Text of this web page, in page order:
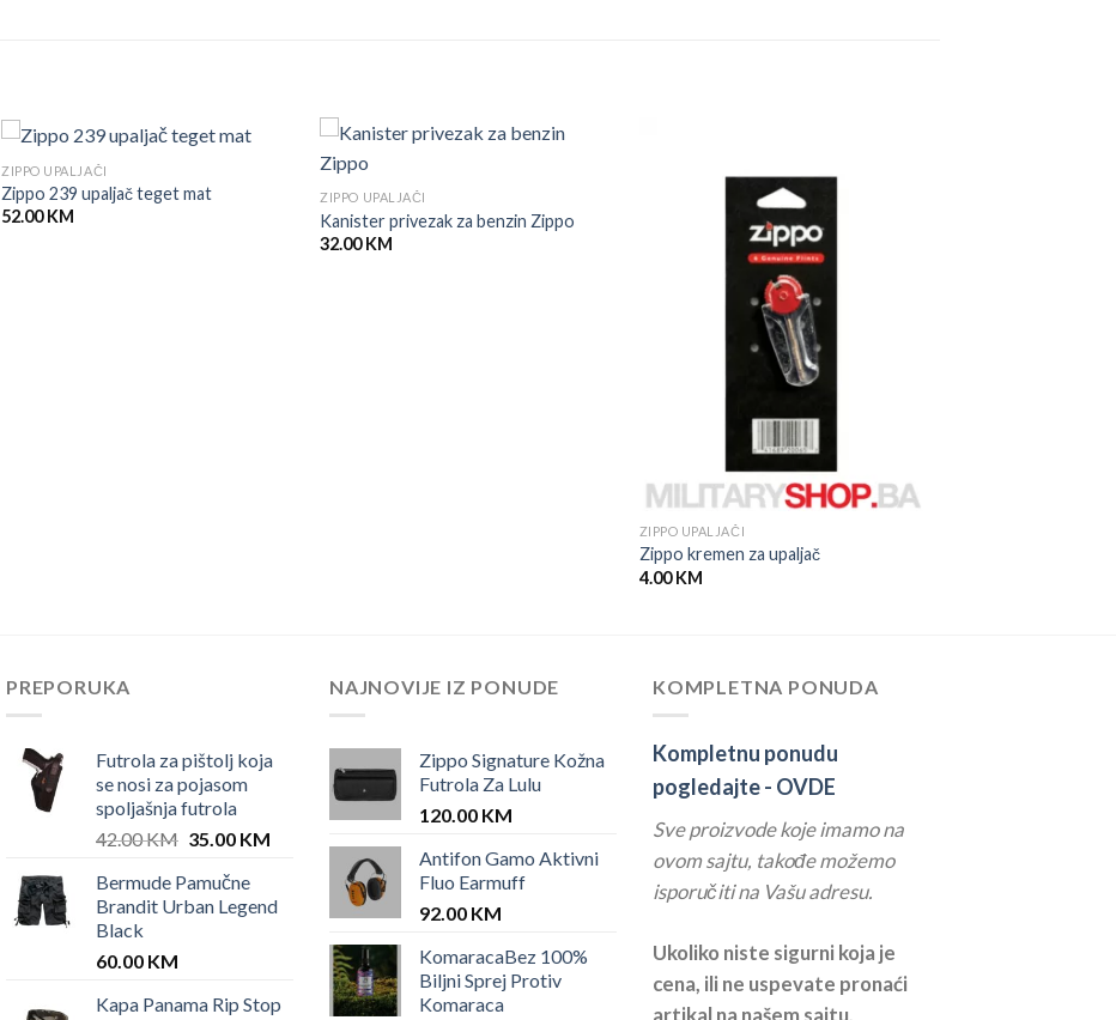
ZIPPO UPALJAČI
Zippo 239 upaljač teget mat
52.00 KM
ZIPPO UPALJAČI
Kanister privezak za benzin Zippo
32.00KM
ZIPPO UPALJAČI
Zippo kremen za upaljač
4.00KM
PREPORUKA
Futrola za pištolj koja
se nosi za pojasom
spoljašnja futrola
42.00KM Original
was:
42.00 KM.
35.00 KMCurrent
35.00 KM.
Bermude Pamučne
Brandit Urban Legend
Black
60.00 KM
Kapa Panama Rip Stop
NAJNOVIJE IZ PONUDE
Zippo Signature Kožna
Futrola Za Lulu
120.00 KM
Antifon Gamo Aktivni
Fluo Earmuff
92.00 KM
KomaracaBez 100%
Biljni Sprej Protiv
Komaraca
KOMPLETNA PONUDA
Kompletnu ponudu
pogledajte - OVDE
Sve proizvode koje imamo na
ovom sajtu, takođe možemo
isporučiti na Vašu adresu.
Ukoliko niste sigurni koja je
cena, ili ne uspevate pronaći
artikal na našem sajtu,